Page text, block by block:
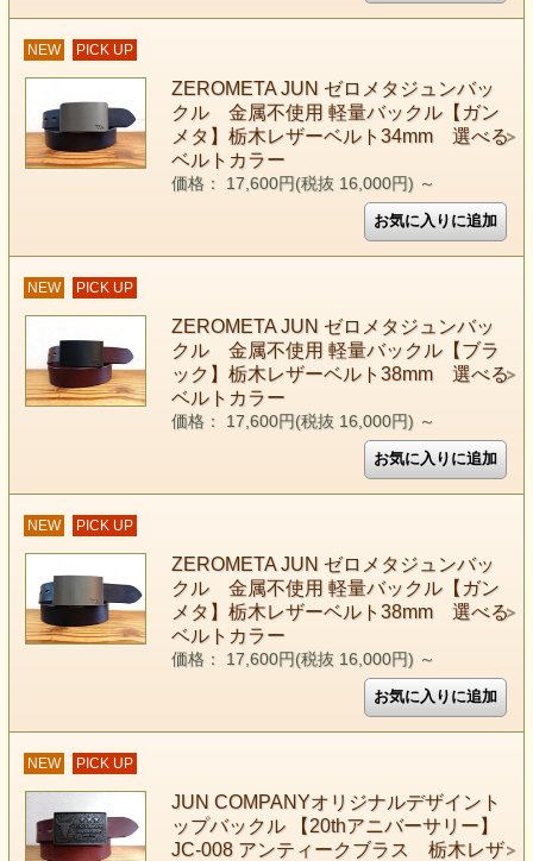
NEW PICK UP
ZEROMETA JUN ゼロメタジュンバッ
クル 金属不使用 軽量バックル【ガン
メタ】栃木レザーベルト34mm 選べる
ベルトカラー
価格： 17,600円(税抜 16,000円) ～
NEW PICK UP
ZEROMETA JUN ゼロメタジュンバッ
クル 金属不使用 軽量バックル【ブラ
ック】栃木レザーベルト38mm 選べる
ベルトカラー
価格： 17,600円(税抜 16,000円) ～
NEW PICK UP
ZEROMETA JUN ゼロメタジュンバッ
クル 金属不使用 軽量バックル【ガン
メタ】栃木レザーベルト38mm 選べる
ベルトカラー
価格： 17,600円(税抜 16,000円) ～
NEW PICK UP
JUN COMPANYオリジナルデザイント
ップバックル 【20thアニバーサリー】
JC-008 アンティークブラス 栃木レザ